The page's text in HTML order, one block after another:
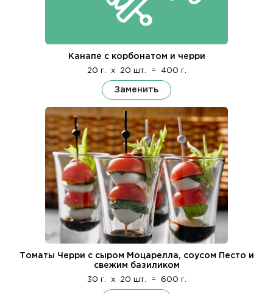
Канапе с корбонатом и черри
20 г. x 20 шт. = 400 г.
Заменить
Томаты Черри с сыром Моцарелла, соусом Песто и
свежим базиликом
30 г. x 20 шт. = 600 г.